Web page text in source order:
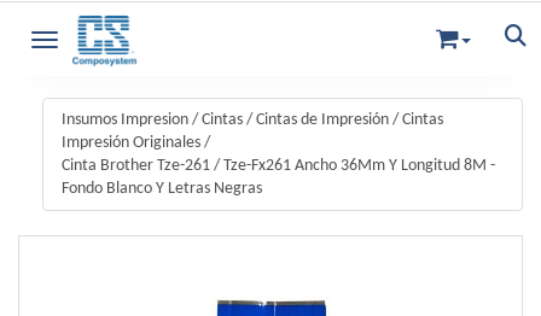
Toggle navigation
Insumos Impresion / Cintas / Cintas de Impresión / Cintas
Impresión Originales /
Cinta Brother Tze-261 / Tze-Fx261 Ancho 36Mm Y Longitud 8M -
Fondo Blanco Y Letras Negras